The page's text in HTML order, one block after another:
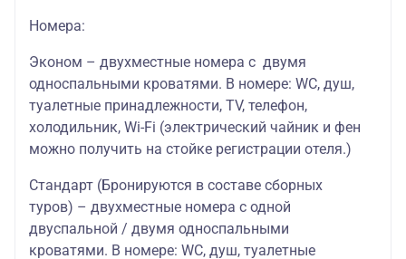
Номера:
Эконом – двухместные номера с двумя
односпальными кроватями. В номере: WC, душ,
туалетные принадлежности, TV, телефон,
холодильник, Wi-Fi (электрический чайник и фен
можно получить на стойке регистрации отеля.)
Стандарт (Бронируются в составе сборных
туров) – двухместные номера с одной
двуспальной / двумя односпальными
кроватями. В номере: WC, душ, туалетные